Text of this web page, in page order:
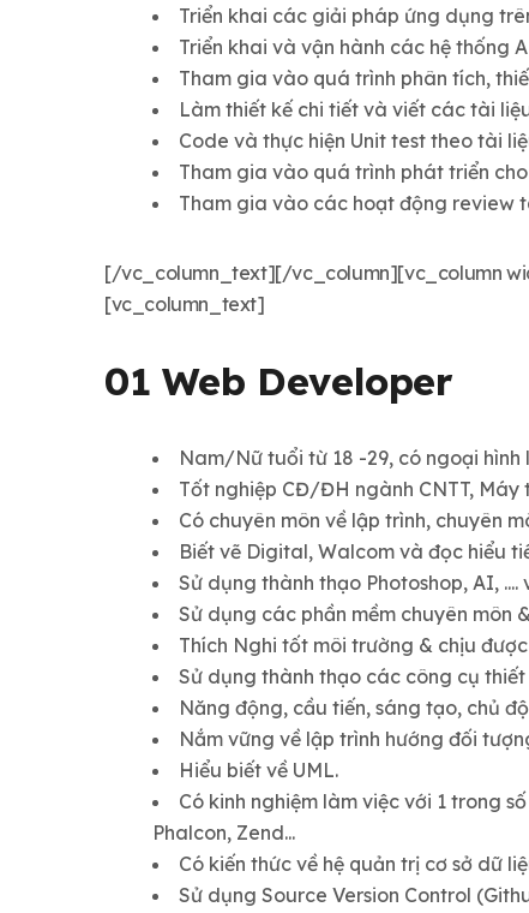
Triển khai các giải pháp ứng dụng
Triển khai và vận hành các hệ thống
Tham gia vào quá trình phân tích,
Làm thiết kế chi tiết và viết các tài
Code và thực hiện Unit test theo tài
Tham gia vào quá trình phát triển
Tham gia vào các hoạt động review
[/vc_column_text][/vc_column][vc_column
[vc_column_text]
01 Web Developer
Nam/Nữ tuổi từ 18 -29, có ngoại hình
Tốt nghiệp CĐ/ĐH ngành CNTT, Máy
Có chuyên môn về lập trình, chuyên
Biết vẽ Digital, Walcom và đọc hiểu
Sử dụng thành thạo Photoshop, AI,
Sử dụng các phần mềm chuyên môn
Thích Nghi tốt môi trường & chịu
Sử dụng thành thạo các công cụ
Năng động, cầu tiến, sáng tạo, chủ
Nắm vững về lập trình hướng đối
Hiểu biết về UML.
Có kinh nghiệm làm việc với 1 trong
Phalcon, Zend...
Có kiến thức về hệ quản trị cơ sở dữ
Sử dụng Source Version Control